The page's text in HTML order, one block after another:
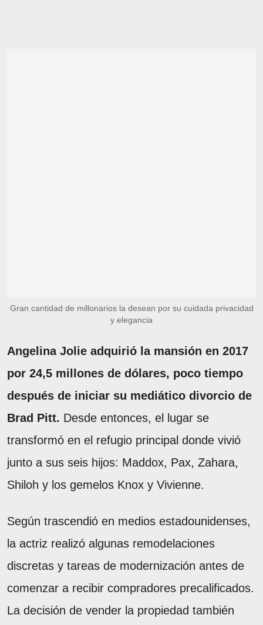
Gran cantidad de millonarios la desean por su cuidada privacidad
y elegancia
Angelina Jolie adquirió la mansión en 2017
por 24,5 millones de dólares, poco tiempo
después de iniciar su mediático divorcio de
Brad Pitt. Desde entonces, el lugar se
transformó en el refugio principal donde vivió
junto a sus seis hijos: Maddox, Pax, Zahara,
Shiloh y los gemelos Knox y Vivienne.
Según trascendió en medios estadounidenses,
la actriz realizó algunas remodelaciones
discretas y tareas de modernización antes de
comenzar a recibir compradores precalificados.
La decisión de vender la propiedad también